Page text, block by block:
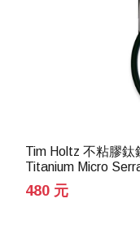
Tim Holtz 不粘膠
Titanium Micro
480 元